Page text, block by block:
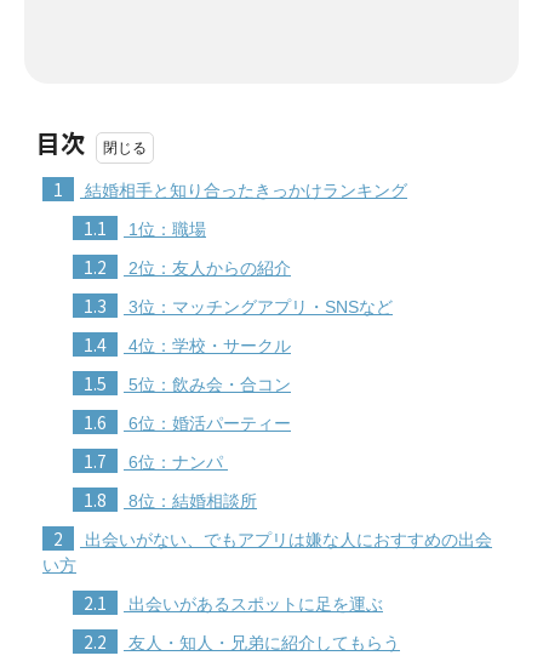
目次
1 結婚相手と知り合ったきっかけランキング
1.1 1位：職場
1.2 2位：友人からの紹介
1.3 3位：マッチングアプリ・SNSなど
1.4 4位：学校・サークル
1.5 5位：飲み会・合コン
1.6 6位：婚活パーティー
1.7 6位：ナンパ
1.8 8位：結婚相談所
2
出会いがない、でもアプリは嫌な人におすすめの出会
い方
2.1 出会いがあるスポットに足を運ぶ
2.2 友人・知人・兄弟に紹介してもらう